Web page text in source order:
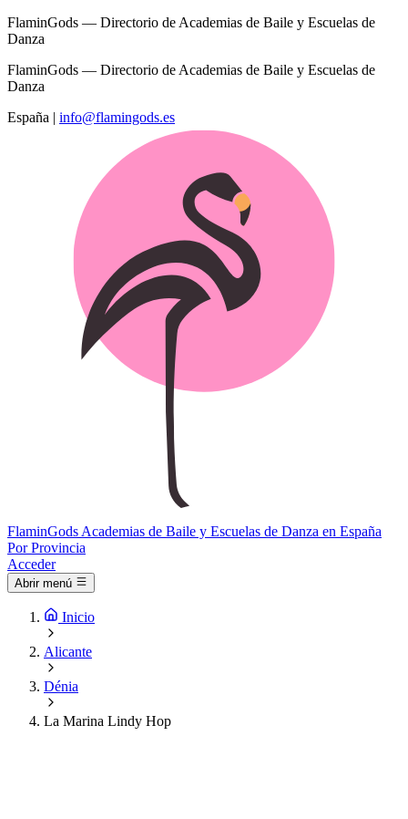
FlaminGods — Directorio de Academias de Baile y Escuelas de
Danza
FlaminGods — Directorio de Academias de Baile y Escuelas de
Danza
España | info@flamingods.es
FlaminGods Academias de Baile y Escuelas de Danza en España
Por Provincia
Acceder
Abrir menú
Inicio
Alicante
Dénia
La Marina Lindy Hop